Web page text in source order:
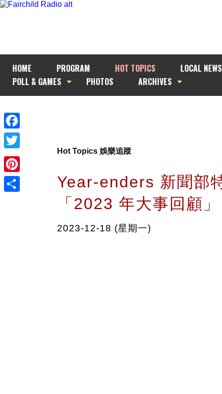
HOME PROGRAM HOT TOPICS
LOCAL NEWS
POLL & GAMES
PHOTOS ARCHIVES
Facebook
Twitter
Pinterest
Hot Topics 娛樂追蹤
Year-enders 新聞部
「2023 年大事回顧」
2023-12-18 (星期一)